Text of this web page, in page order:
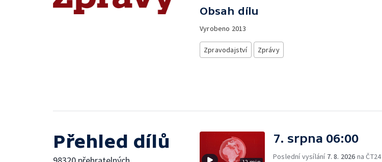
Obsah dílu
Vyrobeno 2013
Zpravodajství Zprávy
Přehled dílů 7. srpna 06:00
Poslední vysílání 7. 8. 2026 na ČT24